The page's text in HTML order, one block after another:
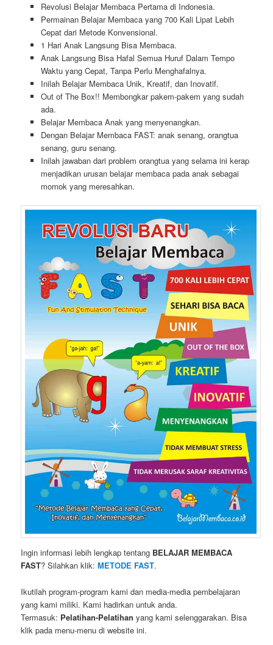
Revolusi Belajar Membaca Pertama di Indonesia.
Permainan Belajar Membaca yang 700 Kali Lipat Lebih
Cepat dari Metode Konvensional.
1 Hari Anak Langsung Bisa Membaca.
Anak Langsung Bisa Hafal Semua Huruf Dalam Tempo
Waktu yang Cepat, Tanpa Perlu Menghafalnya.
Inilah Belajar Membaca Unik, Kreatif, dan Inovatif.
Out of The Box!! Membongkar pakem-pakem yang sudah
ada.
Belajar Membaca Anak yang menyenangkan.
Dengan Belajar Membaca FAST: anak senang, orangtua
senang, guru senang.
Inilah jawaban dari problem orangtua yang selama ini kerap
menjadikan urusan belajar membaca pada anak sebagai
momok yang meresahkan.
Ingin informasi lebih lengkap tentang BELAJAR MEMBACA
FAST? Silahkan klik:METODE FAST.
Ikutilah program-program kami dan media-media pembelajaran
yang kami miliki. Kami hadirkan untuk anda.
Termasuk: Pelatihan-Pelatihan yang kami selenggarakan. Bisa
klik pada menu-menu di website ini.